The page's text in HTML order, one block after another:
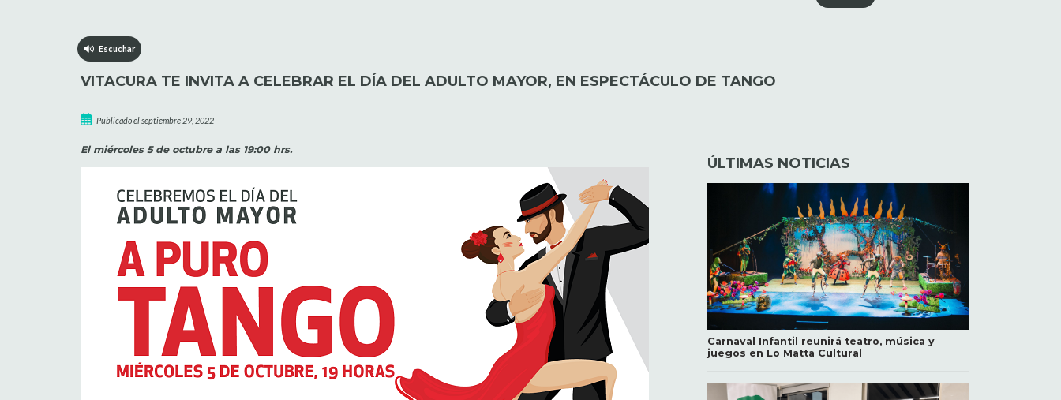
Escuchar
VITACURA TE INVITA A CELEBRAR EL DÍA DEL ADULTO MAYOR, EN ESPECTÁCULO DE TANGO
Publicado el septiembre 29, 2022
El miércoles 5 de octubre a las 19:00 hrs.
ÚLTIMAS NOTICIAS
Carnaval Infantil reunirá teatro, música y
juegos en Lo Matta Cultural